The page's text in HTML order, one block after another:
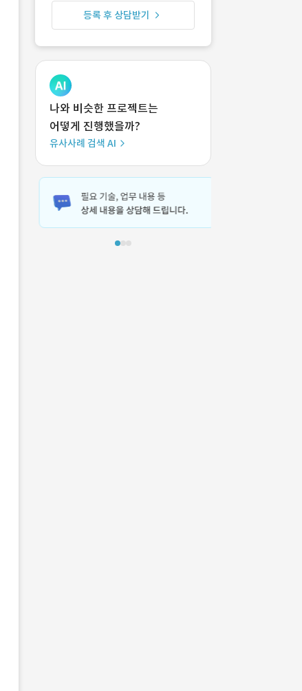
등록 후 상담받기
나와 비슷한 프로젝트는
어떻게 진행했을까?
유사사례 검색 AI